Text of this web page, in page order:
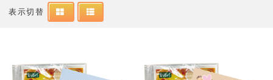
表示切替